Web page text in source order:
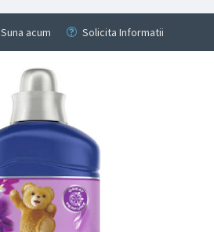
Suna acum Solicita Informatii